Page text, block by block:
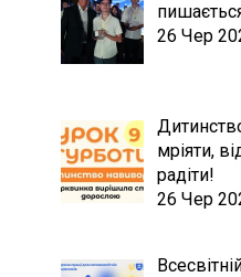
26 Чер
мріяти,
радіти!
26 Чер